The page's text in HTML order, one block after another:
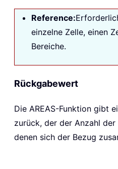
Reference:
einzelne Zelle, einen
Bereiche.
Rückgabewert
Die AREAS-Funktion gibt
zurück, der der Anzahl
denen sich der Bezug